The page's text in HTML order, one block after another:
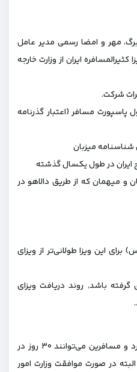
مهر و امضا رسمی مدیر عامل
ایران از وزارت خارجه
شرکت.
مسافر (اعتبار گذرنامه
میزبان
در طول یکسال گذشته
میهمان که از طریق دالاهو در
برای این ویزا طولانی‌تر از ویزای
اگر مهمان شما قبلا ویزای تجاری گرفته باشد٬ روند دریافت ویزای
: ویزای ایران ۳ ماه اعتبار دارد و مسافرین می‌توانند ۳۰ روز در
در صورت موافقت وزارت امور